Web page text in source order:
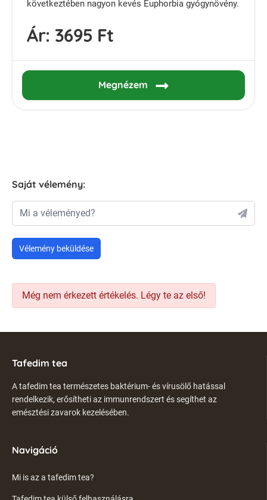
következtében nagyon kevés Euphorbia gyógynövény.
Ár: 3695 Ft
Megnézem
Saját vélemény:
Mi a véleményed?
Vélemény beküldése
Még nem érkezett értékelés. Légy te az első!
Tafedim tea
A tafedim tea természetes baktérium- és vírusölő hatással
rendelkezik, erősítheti az immunrendszert és segíthet az
emésztési zavarok kezelésében.
Navigáció
Mi is az a tafedim tea?